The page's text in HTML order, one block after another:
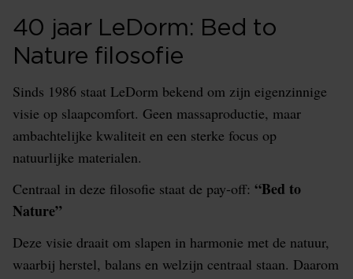
40 jaar LeDorm: Bed to
Nature filosofie
Sinds 1986 staat LeDorm bekend om zijn eigenzinnige
visie op slaapcomfort. Geen massaproductie, maar
ambachtelijke kwaliteit en een sterke focus op
natuurlijke materialen.
Centraal in deze filosofie staat de pay-off: “Bed to
Nature”
Deze visie draait om slapen in harmonie met de natuur,
waarbij herstel, balans en welzijn centraal staan. Daarom